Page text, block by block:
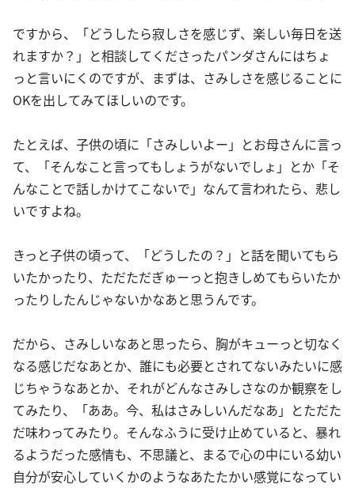
ですから、「どうしたら寂しさを感じず、楽しい毎日を送
れますか？」と相談してくださったパンダさんにはちょ
っと言いにくのですが、まずは、さみしさを感じることに
OKを出してみてほしいのです。
たとえば、子供の頃に「さみしいよー」とお母さんに言っ
て、「そんなこと言ってもしょうがないでしょ」とか「そ
んなことで話しかけてこないで」なんて言われたら、悲し
いですよね。
きっと子供の頃って、「どうしたの？」と話を聞いてもら
いたかったり、ただただぎゅーっと抱きしめてもらいたか
ったりしたんじゃないかなあと思うんです。
だから、さみしいなあと思ったら、胸がキューっと切なく
なる感じだなあとか、誰にも必要とされてないみたいに感
じちゃうなあとか、それがどんなさみしさなのか観察をし
てみたり、「ああ。今、私はさみしいんだなあ」とただた
だ味わってみたり。そんなふうに受け止めていると、暴れ
るようだった感情も、不思議と、まるで心の中にいる幼い
自分が安心していくかのようなあたたかい感覚になってい